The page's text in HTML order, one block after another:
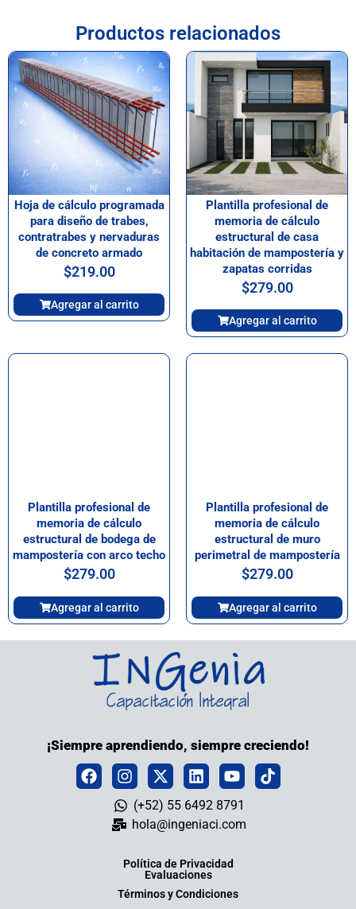
Productos relacionados
Hoja de cálculo programada
para diseño de trabes,
contratrabes y nervaduras
de concreto armado
$219.00
Agregar al carrito
Plantilla profesional de
memoria de cálculo
estructural de casa
habitación de mampostería y
zapatas corridas
$279.00
Agregar al carrito
Plantilla profesional de
memoria de cálculo
estructural de bodega de
mampostería con arco techo
$279.00
Agregar al carrito
Plantilla profesional de
memoria de cálculo
estructural de muro
perimetral de mampostería
$279.00
Agregar al carrito
¡Siempre aprendiendo, siempre creciendo!
(+52) 55 6492 8791
hola@ingeniaci.com
Política de Privacidad
Evaluaciones
Términos y Condiciones